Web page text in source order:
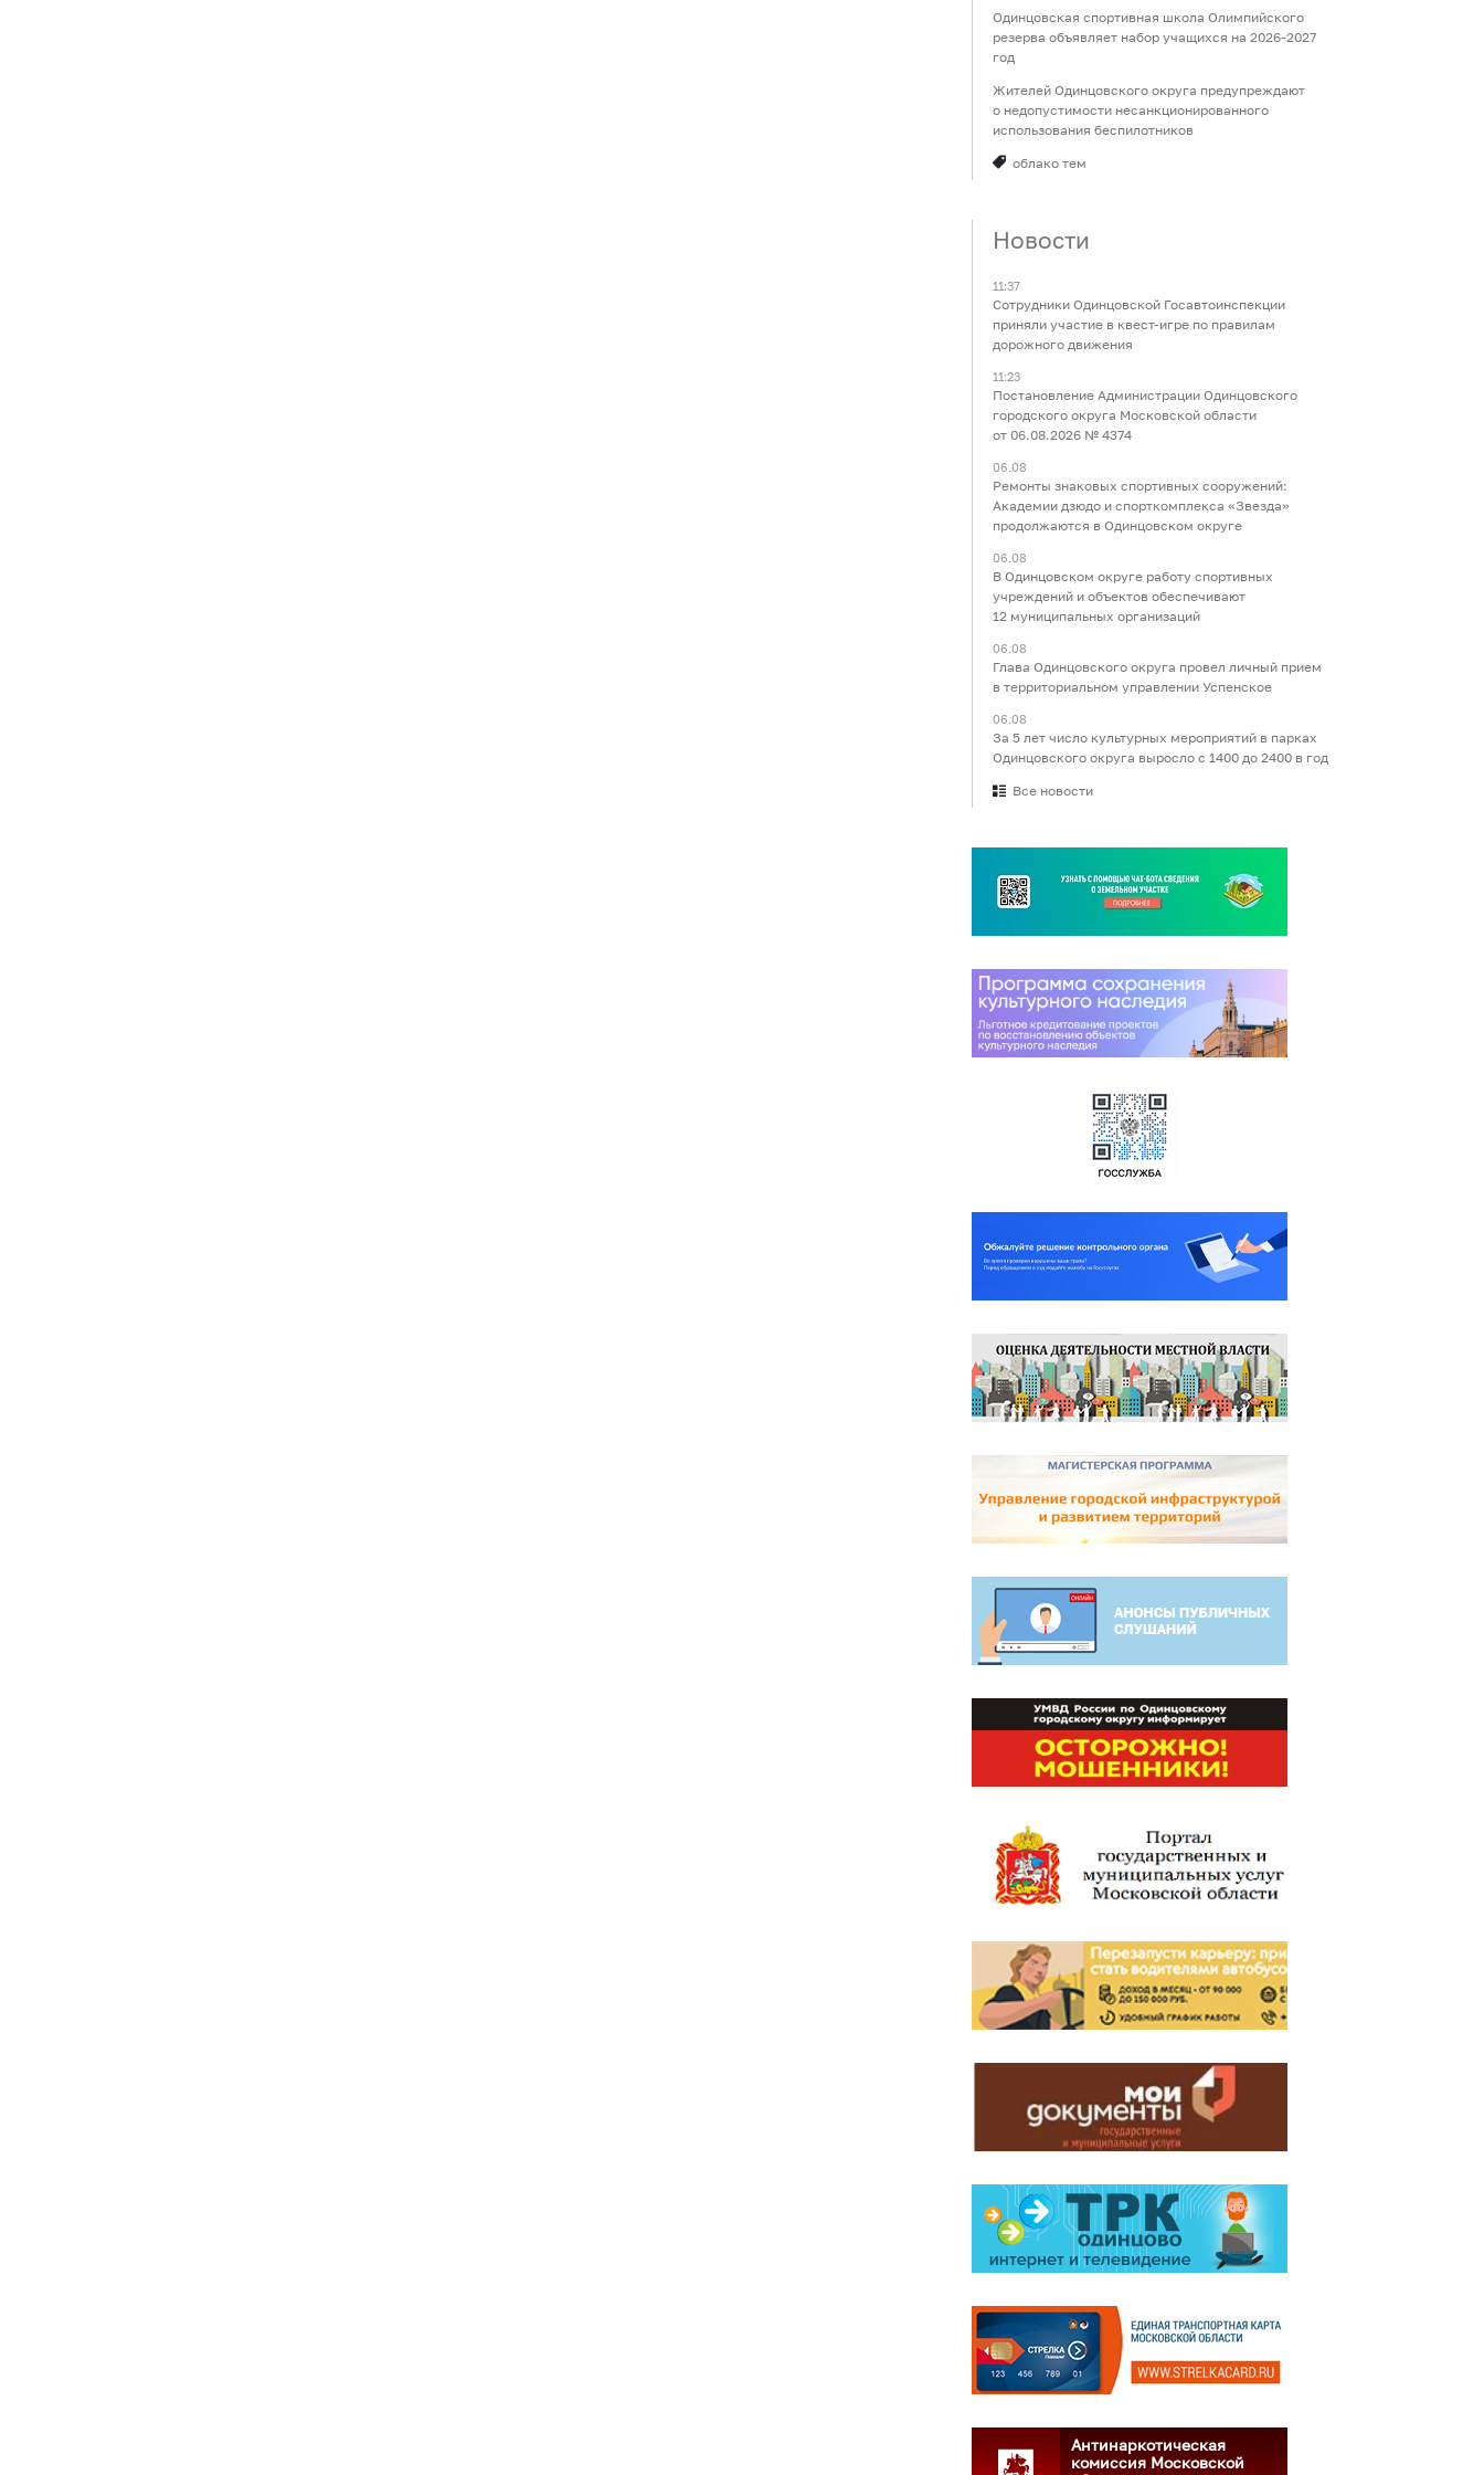
Одинцовская спортивная школа Олимпийского
резерва объявляет набор учащихся на 2026-2027
год
Жителей Одинцовского округа предупреждают
о недопустимости несанкционированного
использования беспилотников
облако тем
Новости
11:37
Сотрудники Одинцовской Госавтоинспекции
приняли участие в квест-игре по правилам
дорожного движения
11:23
Постановление Администрации Одинцовского
городского округа Московской области
от 06.08.2026 № 4374
06.08
Ремонты знаковых спортивных сооружений:
Академии дзюдо и спорткомплекса «Звезда»
продолжаются в Одинцовском округе
06.08
В Одинцовском округе работу спортивных
учреждений и объектов обеспечивают
12 муниципальных организаций
06.08
Глава Одинцовского округа провел личный прием
в территориальном управлении Успенское
06.08
За 5 лет число культурных мероприятий в парках
Одинцовского округа выросло с 1400 до 2400 в год
Все новости
Антинаркотическая
комиссия Московской